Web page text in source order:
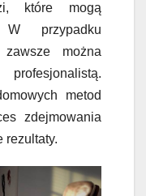
które mogą
W przypadku
można
metod
zdejmowania
rezultaty.